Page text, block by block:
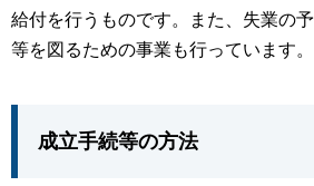
給付を行うものです。また、失業の
等を図るための事業も行っています。
成立手続等の方法